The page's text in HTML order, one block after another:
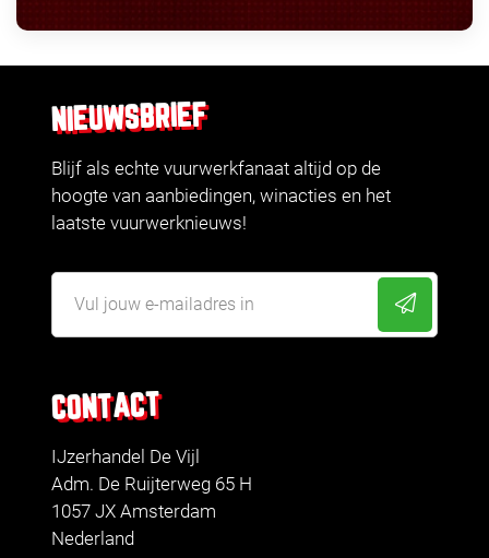
CONTACT
IJzerhandel De Vijl
Adm. De Ruijterweg 65 H
1057 JX Amsterdam
Nederland
NIEUWSBRIEF
Blijf als echte vuurwerkfanaat altijd op de
hoogte van aanbiedingen, winacties en het
laatste vuurwerknieuws!